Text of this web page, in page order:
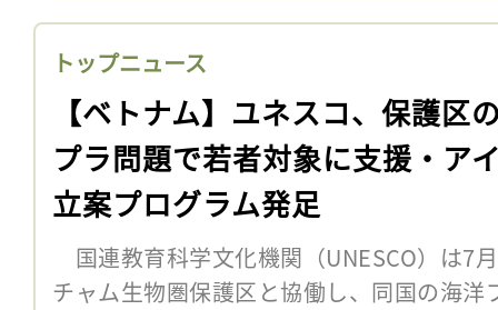
トップニュース
【ベトナム】ユネスコ、保護区
プラ問題で若者対象に支援・ア
立案プログラム発足
国連教育科学文化機関（UNESCO）は7
チャム生物圏保護区と協働し、同国の海